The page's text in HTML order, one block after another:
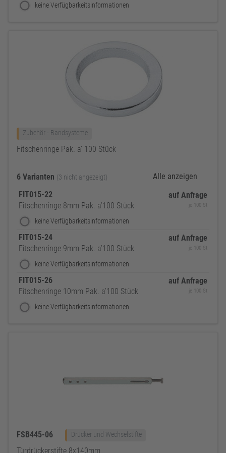
keine Verfügbarkeitsinformationen
Zubehör - Bandsysteme
Fitschenringe Pak. a’ 100 Stück
6 Varianten (3 nicht angezeigt)
Alle anzeigen
FIT015-22
Fitschenringe 8mm Pak. a’100 Stück
keine Verfügbarkeitsinformationen
auf Anfrage
je 100 St
FIT015-24
Fitschenringe 9mm Pak. a’100 Stück
keine Verfügbarkeitsinformationen
auf Anfrage
je 100 St
FIT015-26
Fitschenringe 10mm Pak. a’100 Stück
keine Verfügbarkeitsinformationen
auf Anfrage
je 100 St
FSB445-06 Drücker und Wechselstifte
Türdrückerstifte 8x140mm